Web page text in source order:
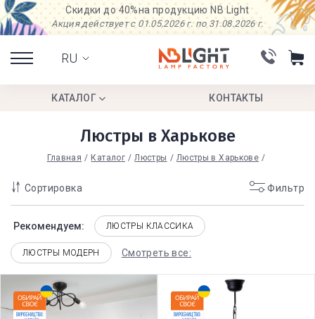
Скидки до 40%на продукцию NB Light
Акция действует с 01.05.2026 г. по 31.08.2026 г.
RU
КАТАЛОГ КОНТАКТЫ
Люстры в Харькове
Главная Каталог Люстры Люстры в Харькове
Сортировка Фильтр
Рекомендуем: ЛЮСТРЫ КЛАССИКА
ЛЮСТРЫ МОДЕРН Смотреть все: